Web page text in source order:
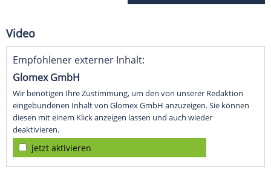
Video
Empfohlener externer Inhalt:
Glomex GmbH
Wir benötigen Ihre Zustimmung, um den von unserer Redaktion
eingebundenen Inhalt von Glomex GmbH anzuzeigen. Sie können
diesen mit einem Klick anzeigen lassen und auch wieder
deaktivieren.
jetzt aktivieren